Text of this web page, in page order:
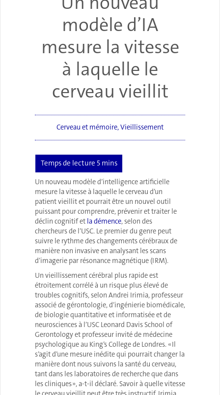
modèle d’IA
mesure la vitesse
à laquelle le
cerveau vieillit
Cerveau et mémoire,Vieillissement
Un nouveau modèle d’intelligence artificielle
mesure la vitesse à laquelle le cerveau d’un
patient vieillit et pourrait être un nouvel outil
puissant pour comprendre, prévenir et traiter le
déclin cognitif et la démence, selon des
chercheurs de l’USC. Le premier du genre peut
suivre le rythme des changements cérébraux de
manière non invasive en analysant les scans
d’imagerie par résonance magnétique (IRM).
Un vieillissement cérébral plus rapide est
étroitement corrélé à un risque plus élevé de
troubles cognitifs, selon Andrei Irimia, professeur
associé de gérontologie, d’ingénierie biomédicale,
de biologie quantitative et informatisée et de
neurosciences à l’USC Leonard Davis School of
Gerontology et professeur invité de médecine
psychologique au King’s College de Londres. « Il
s’agit d’une mesure inédite qui pourrait changer la
manière dont nous suivons la santé du cerveau,
tant dans les laboratoires de recherche que dans
les cliniques », a-t-il déclaré. Savoir à quelle vitesse